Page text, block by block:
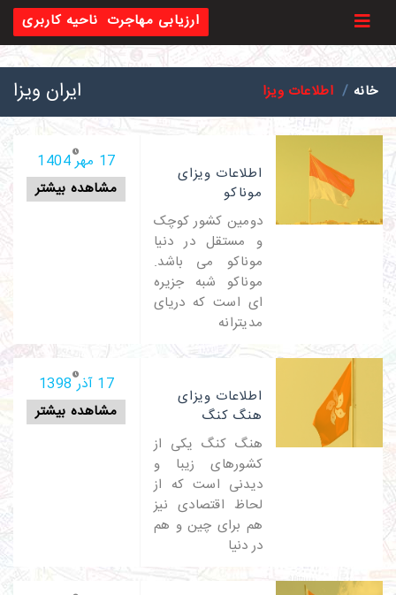
ناحیه کاربری ارزیابی مهاجرت
ایران ویزا خانه
17 مهر 1404
مشاهده بیشتر
اطلاعات ویزای
موناکو
دومین کشور کوچک
و مستقل در دنیا
موناکو می باشد.
موناکو شبه جزیره
ای است که دریای
مدیترانه
17 آذر 1398
مشاهده بیشتر
اطلاعات ویزای
هنگ کنگ
هنگ کنگ یکی از
کشورهای زیبا و
دیدنی است که از
لحاظ اقتصادی نیز
هم برای چین و هم
در دنیا